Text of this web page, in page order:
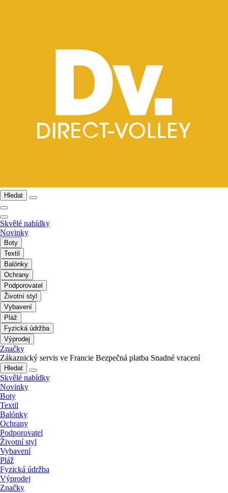
Hledat
Skvělé nabídky
Novinky
Boty
Textil
Balónky
Ochrany
Podporovatel
Životní styl
Vybavení
Pláž
Fyzická údržba
Výprodej
Značky
Zákaznický servis ve Francie Bezpečná platba Snadné vracení
Hledat
Skvělé nabídky
Novinky
Boty
Textil
Balónky
Ochrany
Podporovatel
Životní styl
Vybavení
Pláž
Fyzická údržba
Výprodej
Značky